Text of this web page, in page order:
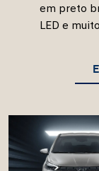
em preto
LED e